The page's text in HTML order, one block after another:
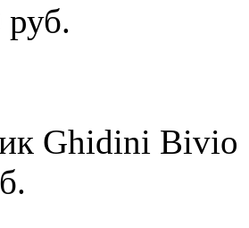
Ghidini Bivio